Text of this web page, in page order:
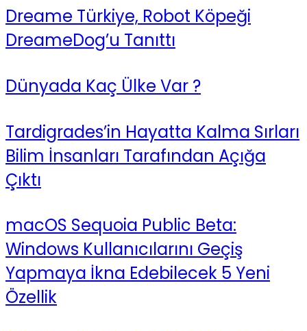
Dreame Türkiye, Robot Köpeği
DreameDog’u Tanıttı
Dünyada Kaç Ülke Var ?
Tardigrades’in Hayatta Kalma Sırları
Bilim İnsanları Tarafından Açığa
Çıktı
macOS Sequoia Public Beta:
Windows Kullanıcılarını Geçiş
Yapmaya İkna Edebilecek 5 Yeni
Özellik